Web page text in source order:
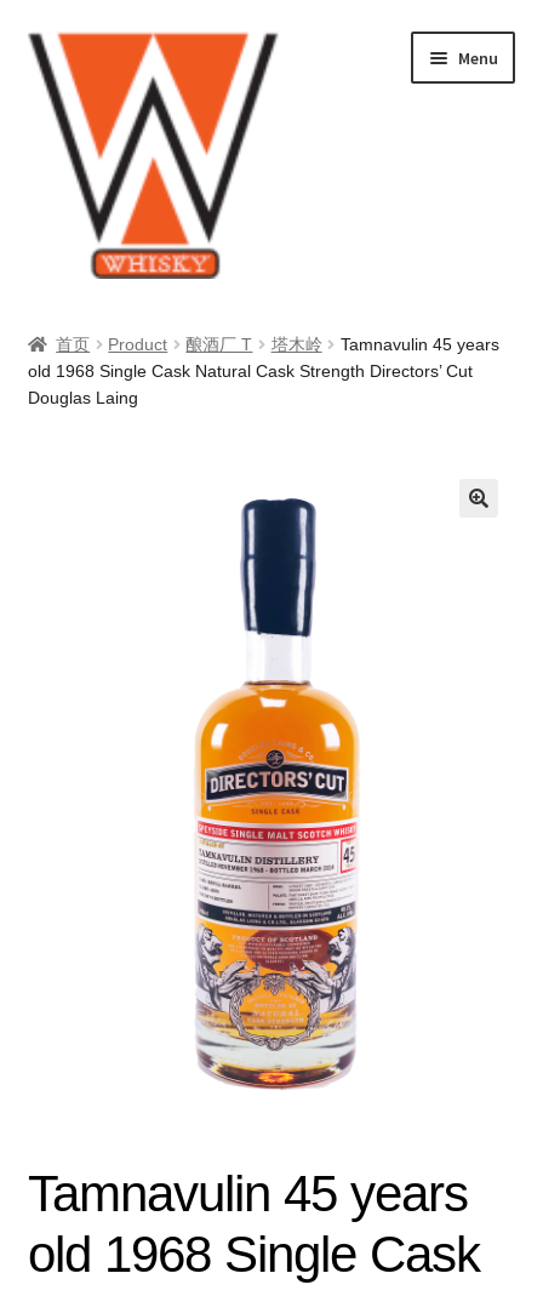
Skip
to
navigation
Skip
to
content
Menu
Privacy Policy
首页 Product 酿酒厂 T 塔木岭
Tamnavulin 45 years
old 1968 Single Cask Natural Cask Strength Directors’ Cut
Douglas Laing
Tamnavulin 45 years
old 1968 Single Cask